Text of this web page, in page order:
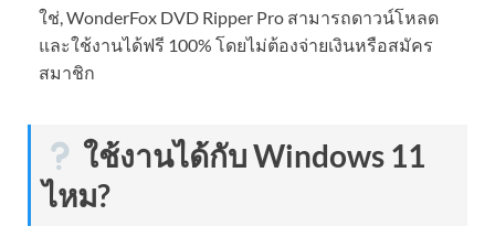
ใช่, WonderFox DVD Ripper Pro สามารถดาวน์โหลด
และใช้งานได้ฟรี 100% โดยไม่ต้องจ่ายเงินหรือสมัคร
สมาชิก
ใช้งานได้กับ Windows 11
ไหม?